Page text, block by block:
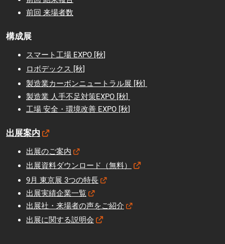
前回 来場者数
構成展
スマート工場 EXPO [秋]
ロボデックス [秋]
製造業カーボンニュートラル展 [秋]
製造業 人手不足対策EXPO [秋]
工場 安全・環境改善 EXPO [秋]
出展案内
出展のご案内
出展資料ダウンロード（無料）
9月 東京展 3つの特長
出展実績企業一覧
出展社・来場者の声をご紹介
出展に関する説明会